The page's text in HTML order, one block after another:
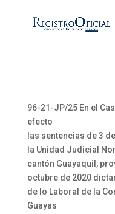
96-21-JP/25 En el
efecto
las sentencias de 3
la Unidad Judicial
cantón Guayaquil,
octubre de 2020
de lo Laboral de la
Guayas